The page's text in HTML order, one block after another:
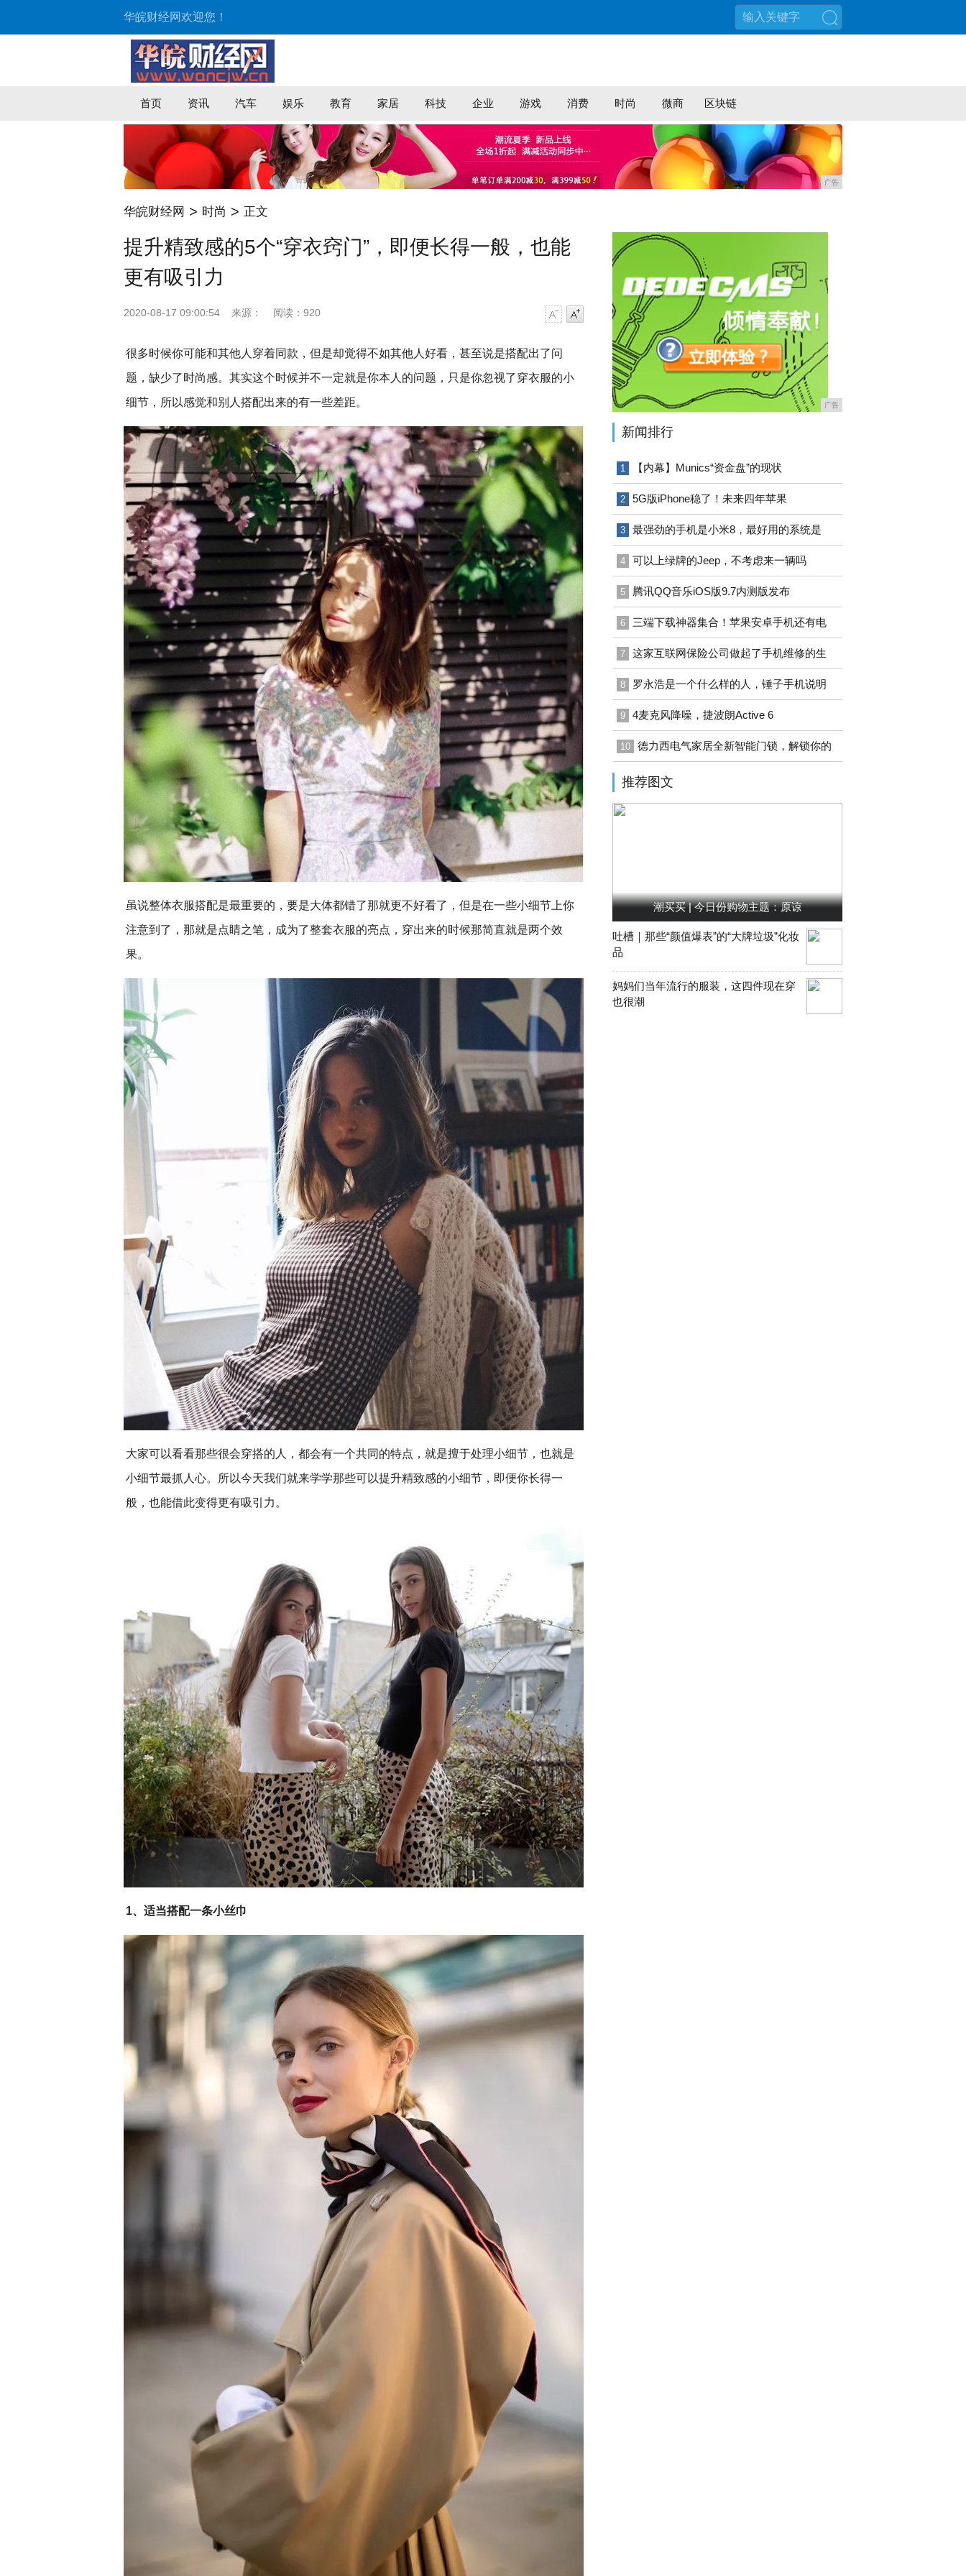
华皖财经网欢迎您！
首页 资讯 汽车 娱乐 教育 家居 科技 企业 游戏 消费 时尚 微商 区块链
广告
华皖财经网 > 时尚 > 正文
提升精致感的5个“穿衣窍门”，即便长得一般，也能
更有吸引力
2020-08-17 09:00:54 来源： 阅读：920
很多时候你可能和其他人穿着同款，但是却觉得不如其他人好看，甚至说是搭配出了问
题，缺少了时尚感。其实这个时候并不一定就是你本人的问题，只是你忽视了穿衣服的小
细节，所以感觉和别人搭配出来的有一些差距。
虽说整体衣服搭配是最重要的，要是大体都错了那就更不好看了，但是在一些小细节上你
注意到了，那就是点睛之笔，成为了整套衣服的亮点，穿出来的时候那简直就是两个效
果。
大家可以看看那些很会穿搭的人，都会有一个共同的特点，就是擅于处理小细节，也就是
小细节最抓人心。所以今天我们就来学学那些可以提升精致感的小细节，即便你长得一
般，也能借此变得更有吸引力。
1、适当搭配一条小丝巾
广告
新闻排行
1 【内幕】Munics“资金盘”的现状
2 5G版iPhone稳了！未来四年苹果
3 最强劲的手机是小米8，最好用的系统是
4 可以上绿牌的Jeep，不考虑来一辆吗
5 腾讯QQ音乐iOS版9.7内测版发布
6 三端下载神器集合！苹果安卓手机还有电
7 这家互联网保险公司做起了手机维修的生
8 罗永浩是一个什么样的人，锤子手机说明
9 4麦克风降噪，捷波朗Active 6
10 德力西电气家居全新智能门锁，解锁你的
推荐图文
潮买买 | 今日份购物主题：原谅
吐槽｜那些“颜值爆表”的“大牌垃圾”化妆
品
妈妈们当年流行的服装，这四件现在穿
也很潮